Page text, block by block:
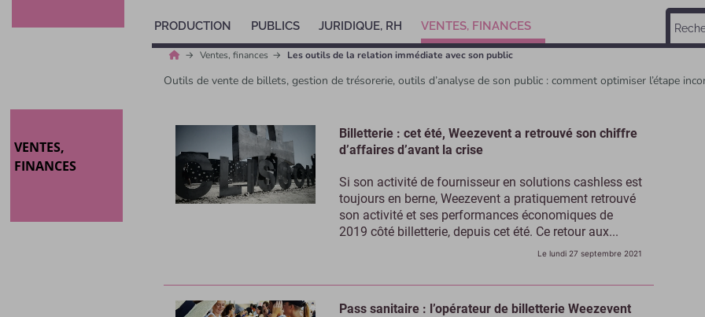
PRODUCTION PUBLICS JURIDIQUE, RH VENTES, FINANCES
Ventes, finances Les outils de la relation immédiate avec son public
Outils de vente de billets, gestion de trésorerie, outils d’analyse de son public : comment optimiser l’étape
VENTES,
FINANCES
Billetterie : cet été, Weezevent a retrouvé son chiffre
d’affaires d’avant la crise
Si son activité de fournisseur en solutions cashless est
toujours en berne, Weezevent a pratiquement retrouvé
son activité et ses performances économiques de
2019 côté billetterie, depuis cet été. Ce retour aux...
Le lundi 27 septembre 2021
Pass sanitaire : l’opérateur de billetterie Weezevent